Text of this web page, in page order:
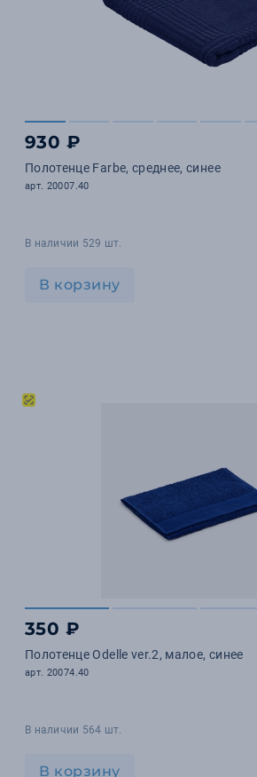
930 ₽
Полотенце Farbe, среднее, синее
арт. 20007.40
В наличии 529 шт.
В корзину
350 ₽
Полотенце Odelle ver.2, малое, синее
арт. 20074.40
В наличии 564 шт.
В корзину